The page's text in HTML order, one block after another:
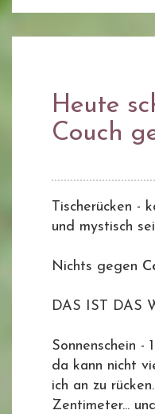
Heute
Couch
Tischerücken -
und mystisch
Nichts gegen
DAS IST DAS
Sonnenschein -
da kann nicht
ich an zu
Zentimeter...